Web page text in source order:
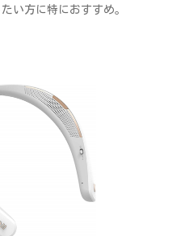
い方に特におすすめ。